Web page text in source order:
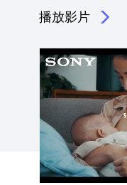
播放影片
點擊播放：艾德